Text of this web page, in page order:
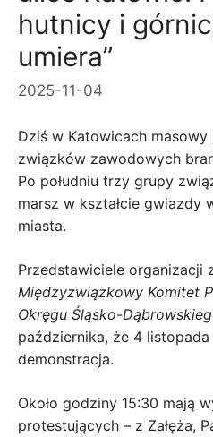
hutnicy i
umiera”
2025-11-04
Dziś w Katowicach
związków zawodowych
Po południu trzy grupy
marsz w kształcie gwiazdy
miasta.
Przedstawiciele organizacji
Międzyzwiązkowy Komitet
Okręgu Śląsko-
października, że ​​4
demonstracja.
Około godziny 15:30 mają
protestujących – z Załęża,